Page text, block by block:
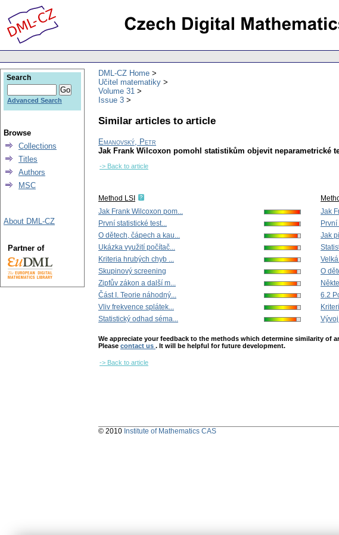
DML-CZ Home
Učitel matematiky
Volume 31
Issue 3
Similar articles to article
Emanovský, Petr
Jak Frank Wilcoxon pomohl statistikům objevit neparametrické
-> Back to article
Method LSI
Jak Frank Wilcoxon pom...
První statistické test...
O dětech, čápech a kau...
Ukázka využití počítač...
Kriteria hrubých chyb ...
Skupinový screening
Zipfův zákon a další m...
Část I. Teorie náhodný...
Vliv frekvence splátek...
Statistický odhad séma...
Jak
Jak
O
6.2
We appreciate your feedback to the methods which determine similarity of
Please contact us . It will be helpful for future development.
-> Back to article
Search
Advanced Search
Browse
Collections
Titles
Authors
MSC
About DML-CZ
Partner of
© 2010 Institute of Mathematics CAS